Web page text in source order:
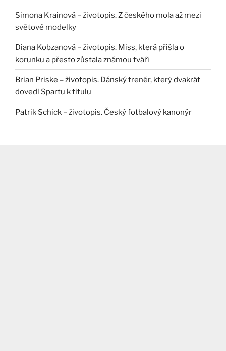
Simona Krainová – životopis. Z českého mola až mezi
světové modelky
Diana Kobzanová – životopis. Miss, která přišla o
korunku a přesto zůstala známou tváří
Brian Priske – životopis. Dánský trenér, který dvakrát
dovedl Spartu k titulu
Patrik Schick – životopis. Český fotbalový kanonýr